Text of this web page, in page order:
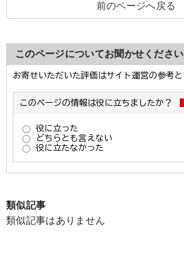
前のページへ戻る
このページについてお聞かせください
類似記事
類似記事はありません